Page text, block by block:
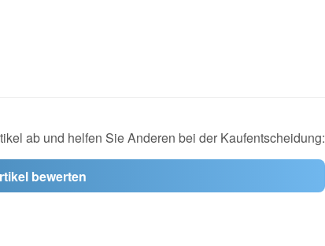
ab und helfen Sie Anderen bei der Kaufentscheidung:
bewerten